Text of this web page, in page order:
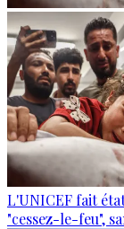
L'UNICEF fait
"cessez-le-feu",